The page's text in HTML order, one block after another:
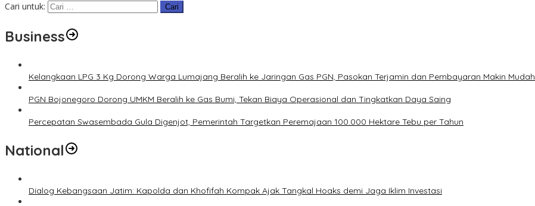
Cari untuk:
Business
Kelangkaan LPG 3 Kg Dorong Warga Lumajang Beralih ke Jaringan Gas PGN, Pasokan Terjamin dan Pembayaran Makin Mudah
PGN Bojonegoro Dorong UMKM Beralih ke Gas Bumi, Tekan Biaya Operasional dan Tingkatkan Daya Saing
Percepatan Swasembada Gula Digenjot, Pemerintah Targetkan Peremajaan 100.000 Hektare Tebu per Tahun
National
Dialog Kebangsaan Jatim: Kapolda dan Khofifah Kompak Ajak Tangkal Hoaks demi Jaga Iklim Investasi